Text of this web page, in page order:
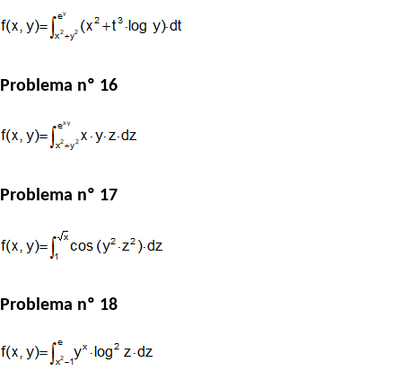
Problema nº 16
Problema nº 17
Problema nº 18